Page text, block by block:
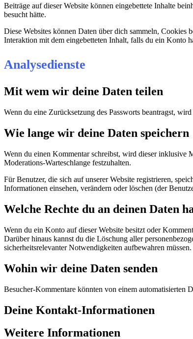
Beiträge auf dieser Website können eingebettete Inhalte
besucht hätte.
Diese Websites können Daten über dich sammeln,
Interaktion mit dem eingebetteten Inhalt, falls du ein Konto
Analysedienste
Mit wem wir deine Daten teilen
Wenn du eine Zurücksetzung des Passworts beantragst,
Wie lange wir deine Daten speichern
Wenn du einen Kommentar schreibst, wird dieser inklusive
Moderations-Warteschlange festzuhalten.
Für Benutzer, die sich auf unserer Website registrieren,
Informationen einsehen, verändern oder löschen (der
Welche Rechte du an deinen Daten
Wenn du ein Konto auf dieser Website besitzt oder
Darüber hinaus kannst du die Löschung aller
sicherheitsrelevanter Notwendigkeiten aufbewahren müssen.
Wohin wir deine Daten senden
Besucher-Kommentare könnten von einem automatisierten
Deine Kontakt-Informationen
Weitere Informationen